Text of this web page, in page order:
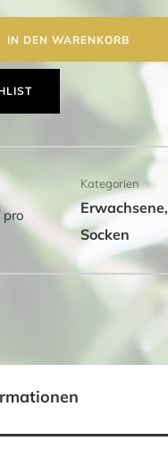
IN DEN WARENKORB
pro
Kategorien
Erwachsene,
Socken